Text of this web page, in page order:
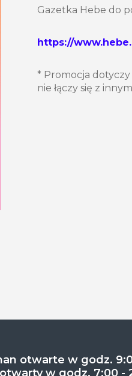
Gazetka Hebe do
https://
* Promocja
nie łączy się z
otwarte w godz.
w godz. 7:00 -